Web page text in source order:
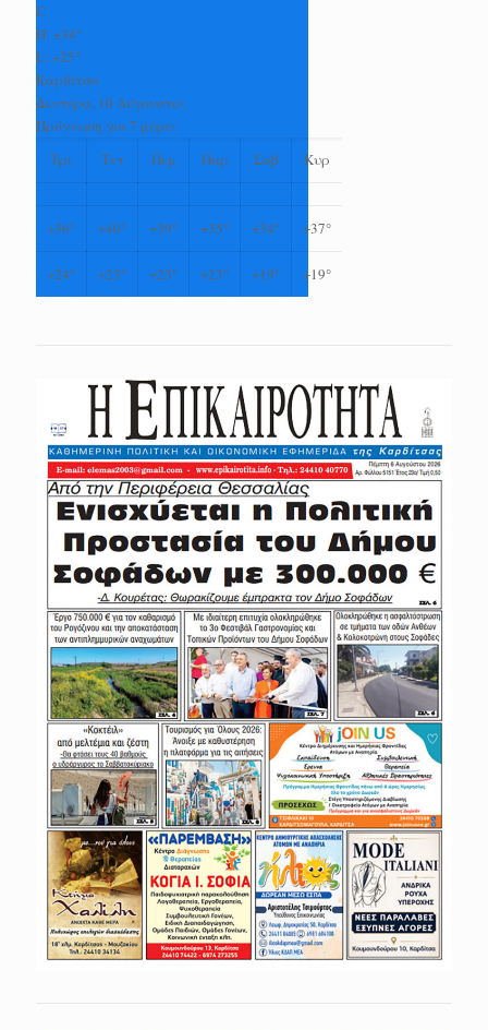
C
H: +34°
L: +25°
Καρδίτσα
Δευτέρα, 10 Αύγουστος
Πρόγνωση για 7 μέρες
Τρι
Τετ Πεμ Παρ Σαβ Κυρ
+36° +40° +39° +35° +34° +37°
+24° +23° +23° +23° +19° +19°